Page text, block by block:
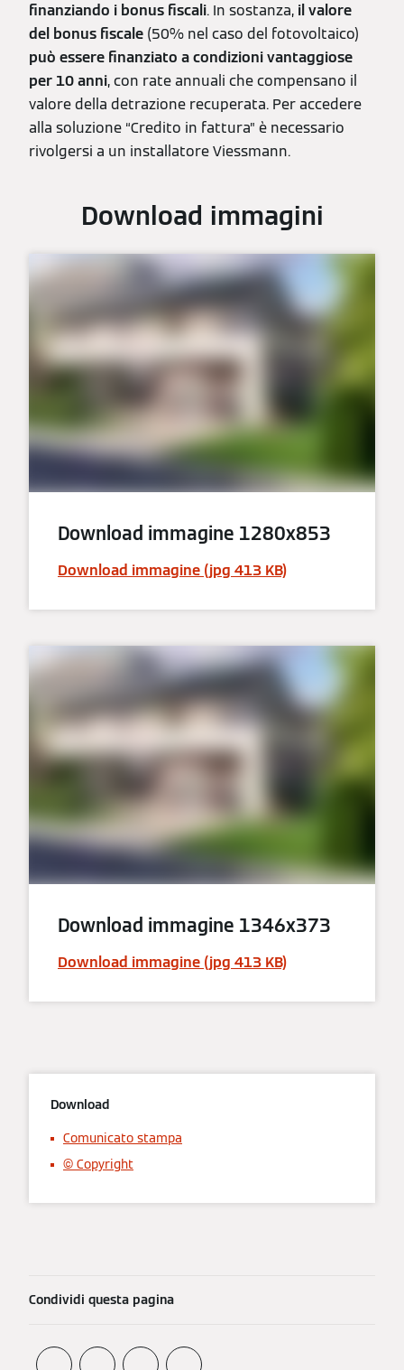
finanziando i bonus fiscali. In sostanza, il valore
del bonus fiscale (50% nel caso del fotovoltaico)
può essere finanziato a condizioni vantaggiose
per 10 anni, con rate annuali che compensano il
valore della detrazione recuperata. Per accedere
alla soluzione “Credito in fattura” è necessario
rivolgersi a un installatore Viessmann.
Download immagini
Download immagine 1280x853
Download immagine (jpg 413 KB)
Download immagine 1346x373
Download immagine (jpg 413 KB)
Download
Comunicato stampa
© Copyright
Condividi questa pagina